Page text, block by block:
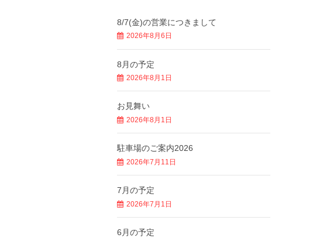
8/7(金)の営業につきまして
2026年8月6日
8月の予定
2026年8月1日
お見舞い
2026年8月1日
駐車場のご案内2026
2026年7月11日
7月の予定
2026年7月1日
6月の予定